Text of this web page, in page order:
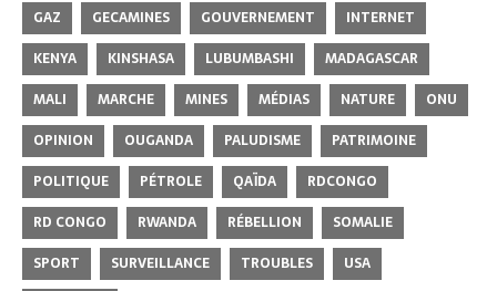
GAZ
GECAMINES GOUVERNEMENT
INTERNET
KENYA
KINSHASA LUBUMBASHI
MADAGASCAR
MALI
MARCHE MINES MÉDIAS NATURE
ONU
OPINION
OUGANDA PALUDISME
PATRIMOINE
POLITIQUE
PÉTROLE QAÏDA
RDCONGO
RD CONGO
RWANDA RÉBELLION
SOMALIE
SPORT
SURVEILLANCE TROUBLES
USA